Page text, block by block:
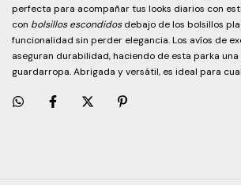
perfecta para acompañar tus looks diarios con
con bolsillos escondidosdebajo de los bolsillos
funcionalidad sin perder elegancia. Los avíos de
aseguran durabilidad, haciendo de esta parka una
guardarropa. Abrigada y versátil, es ideal para